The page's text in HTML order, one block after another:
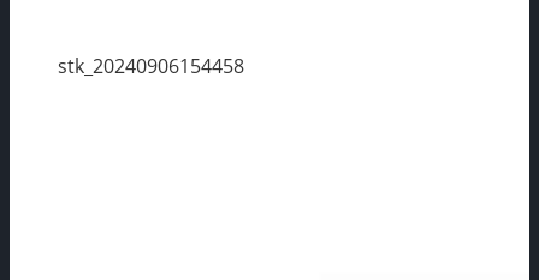
stk_20240906154458